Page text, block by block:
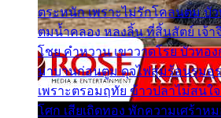
ตระหนัก เพราะไม่รักโคลนตม บั
ตมน้ำคลอง หลงลิ้น ที่สิ้นสัตย์ เจ้
โชย คำหวาน เขาวาดโรย บัวทอ
มาบานก่อนตูม ดุจไฟสุมร้อนรุมอุ
เพราะตรอมฤทัย ข้าวปลาไม่สนใ
โศก เสียเถิดทอง พักความเศร้าห